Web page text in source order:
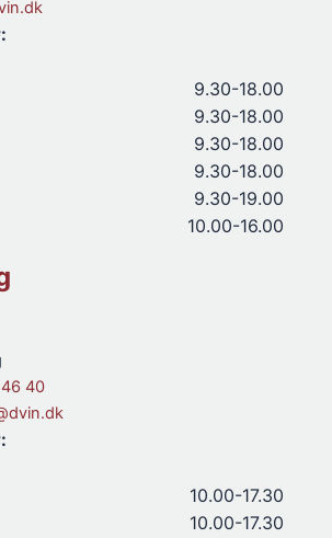
9.30-18.00
9.30-18.00
9.30-18.00
9.30-18.00
9.30-19.00
10.00-16.00
40
10.00-17.30
10.00-17.30